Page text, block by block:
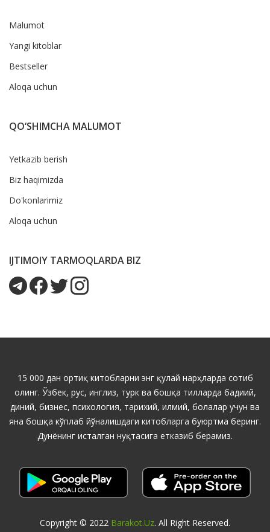
Malumot
Yangi kitoblar
Bestseller
Aloqa uchun
QO‘SHIMCHA MALUMOT
Yetkazib berish
Biz haqimizda
Do'konlarimiz
Aloqa uchun
IJTIMOIY TARMOQLARDA BIZ
15 000 дан ортиқ китобларни энг қулай нарҳларда сотиб
олинг. Ўзбек, рус, инглиз, турк ва бошқа тилларда бадиий,
диний, бизнес, психология, тарихий, илмий, болалар учун ва
яна бошқа кўплаб йўналишдаги китобларга буюртма беринг.
Дунёнинг исталган нуқтасига етказиб берамиз.
Copyright © 2022 Barakot.uz. All Right Reserved.